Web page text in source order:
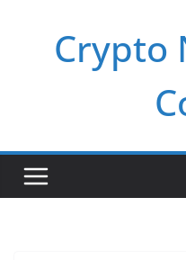
Crypto